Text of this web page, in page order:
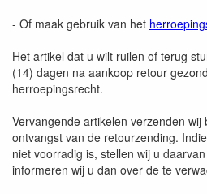
- Of maak gebruik van het
Het artikel dat u wilt ruilen of terug
(14) dagen na aankoop retour
herroepingsrecht.
Vervangende artikelen verzenden
ontvangst van de retourzending.
niet voorradig is, stellen wij u
informeren wij u dan over de te